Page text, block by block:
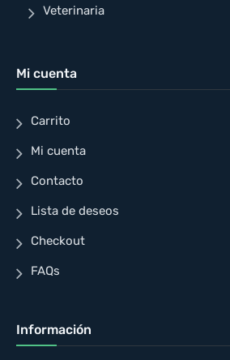
Veterinaria
Mi cuenta
Carrito
Mi cuenta
Contacto
Lista de deseos
Checkout
FAQs
Información